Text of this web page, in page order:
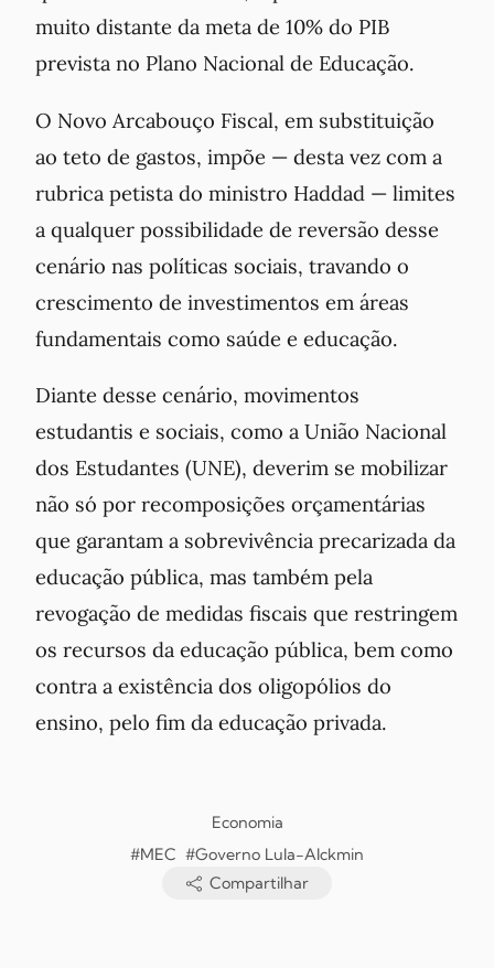
muito distante da meta de 10% do PIB
prevista no Plano Nacional de Educação.
O Novo Arcabouço Fiscal, em substituição
ao teto de gastos, impõe — desta vez com a
rubrica petista do ministro Haddad — limites
a qualquer possibilidade de reversão desse
cenário nas políticas sociais, travando o
crescimento de investimentos em áreas
fundamentais como saúde e educação.
Diante desse cenário, movimentos
estudantis e sociais, como a União Nacional
dos Estudantes (UNE), deverim se mobilizar
não só por recomposições orçamentárias
que garantam a sobrevivência precarizada da
educação pública, mas também pela
revogação de medidas fiscais que restringem
os recursos da educação pública, bem como
contra a existência dos oligopólios do
ensino, pelo fim da educação privada.
Economia
#MEC #Governo Lula-Alckmin
Compartilhar